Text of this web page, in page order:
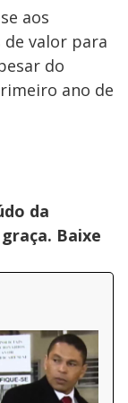
aos
valor para
do
ano de
da
Baixe